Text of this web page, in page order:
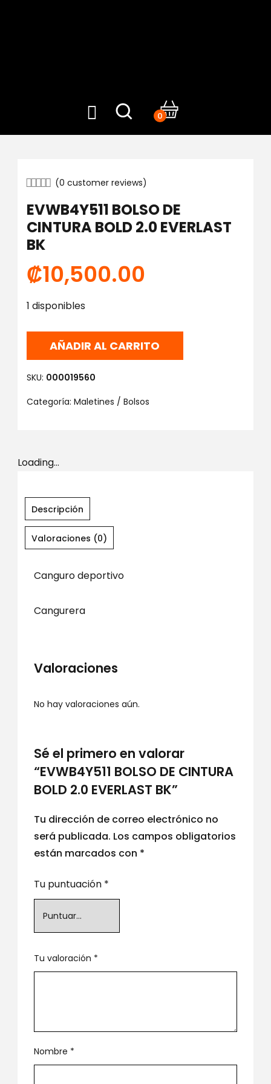
0
(0 customer reviews)
EVWB4Y511 BOLSO DE
CINTURA BOLD 2.0 EVERLAST
BK
₡10,500.00
1 disponibles
AÑADIR AL CARRITO
SKU: 000019560
Categoría: Maletines / Bolsos
Loading...
Descripción
Valoraciones (0)
Canguro deportivo
Cangurera
Valoraciones
No hay valoraciones aún.
Sé el primero en valorar
“EVWB4Y511 BOLSO DE CINTURA
BOLD 2.0 EVERLAST BK”
Tu dirección de correo electrónico no
será publicada. Los campos obligatorios
están marcados con *
Tu puntuación *
Tu valoración *
Nombre *